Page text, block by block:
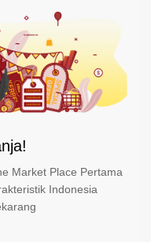
Market Place Pertama
Indonesia